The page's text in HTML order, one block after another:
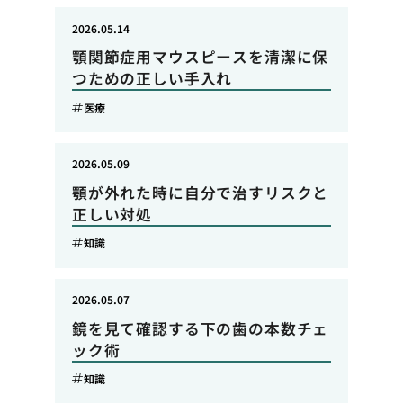
顎関節症用マウスピースを清潔に保
つための正しい手入れ
2026.05.14
医療
顎が外れた時に自分で治すリスクと
正しい対処
2026.05.09
知識
鏡を見て確認する下の歯の本数チェ
ック術
2026.05.07
知識